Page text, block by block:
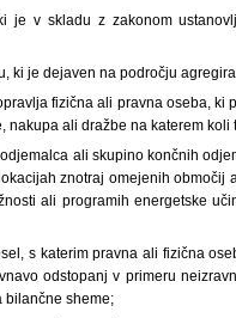
je v skladu z zakonom
ki je dejaven na področju
fizična ali pravna oseba, ki
nakupa ali dražbe na katerem koli
ali skupino končnih
znotraj omejenih
ali programih energetske
s katerim pravna ali fizična
odstopanj v primeru
bilančne sheme;